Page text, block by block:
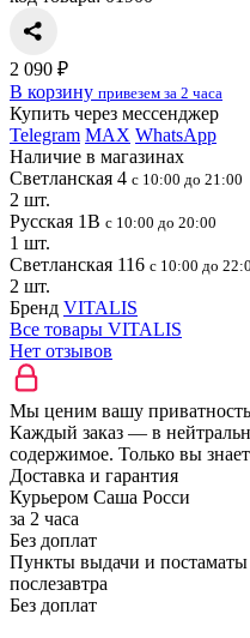
2 090 ₽
В корзину привезем за 2 часа
Купить через мессенджер
Telegram MAX WhatsApp
Наличие в магазинах
Светланская 4 с 10:00 до 21:00
2 шт.
Русская 1В с 10:00 до 20:00
1 шт.
Светланская 116 с 10:00 до
2 шт.
Бренд VITALIS
Все товары VITALIS
Нет отзывов
Мы ценим вашу
Каждый заказ — в
содержимое. Только вы
Доставка и гарантия
Курьером Саша Росси
за 2 часа
Без доплат
Пункты выдачи и
послезавтра
Без доплат